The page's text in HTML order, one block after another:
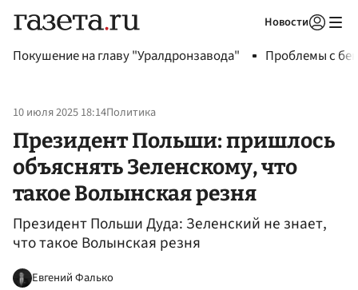
Новости
Покушение на главу "Уралдронзавода" Проблемы с
10 июля 2025 18:14Политика
Президент Польши: пришлось
объяснять Зеленскому, что
такое Волынская резня
Президент Польши Дуда: Зеленский не знает,
что такое Волынская резня
Евгений Фалько